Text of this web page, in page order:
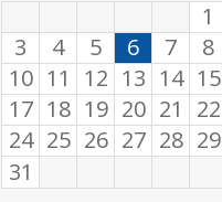
1
3
4 5 6 7 8
10 11 12 13 14 15
17 18 19 20 21 22
24 25 26 27 28 29
31